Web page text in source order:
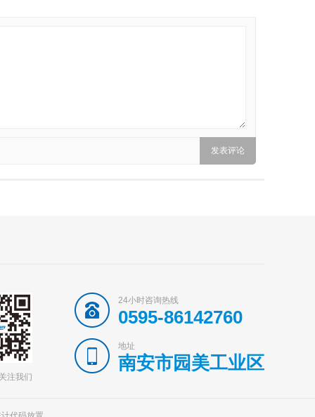
注我们
24小时咨询热线
0595-86142760
地址
南安市园美工业区